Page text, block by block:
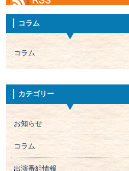
コラム
コラム
カテゴリー
お知らせ
コラム
出演番組情報